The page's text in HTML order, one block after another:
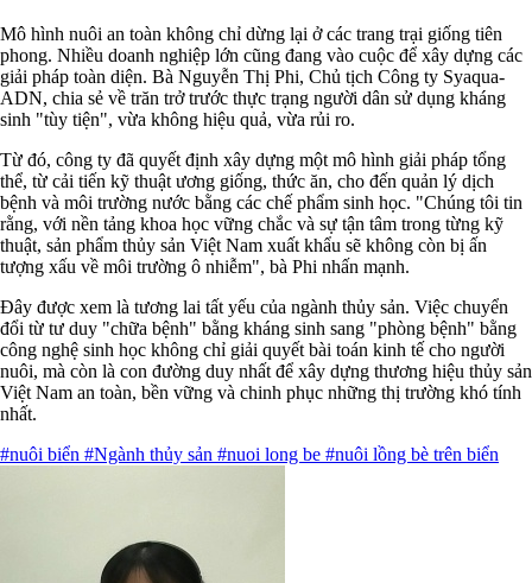
Mô hình nuôi an toàn không chỉ dừng lại ở các trang trại giống tiên
phong. Nhiều doanh nghiệp lớn cũng đang vào cuộc để xây dựng các
giải pháp toàn diện. Bà Nguyễn Thị Phi, Chủ tịch Công ty Syaqua-
ADN, chia sẻ về trăn trở trước thực trạng người dân sử dụng kháng
sinh "tùy tiện", vừa không hiệu quả, vừa rủi ro.
Từ đó, công ty đã quyết định xây dựng một mô hình giải pháp tổng
thể, từ cải tiến kỹ thuật ương giống, thức ăn, cho đến quản lý dịch
bệnh và môi trường nước bằng các chế phẩm sinh học. "Chúng tôi tin
rằng, với nền tảng khoa học vững chắc và sự tận tâm trong từng kỹ
thuật, sản phẩm thủy sản Việt Nam xuất khẩu sẽ không còn bị ấn
tượng xấu về môi trường ô nhiễm", bà Phi nhấn mạnh.
Đây được xem là tương lai tất yếu của ngành thủy sản. Việc chuyển
đổi từ tư duy "chữa bệnh" bằng kháng sinh sang "phòng bệnh" bằng
công nghệ sinh học không chỉ giải quyết bài toán kinh tế cho người
nuôi, mà còn là con đường duy nhất để xây dựng thương hiệu thủy sản
Việt Nam an toàn, bền vững và chinh phục những thị trường khó tính
nhất.
#nuôi biển #Ngành thủy sản #nuoi long be #nuôi lồng bè trên biển